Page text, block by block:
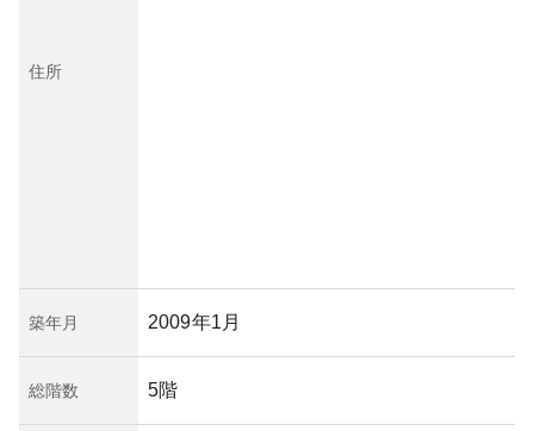
住所
築年月 2009年1月
総階数 5階